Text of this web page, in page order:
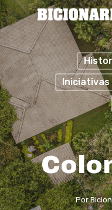
Skip
to
main
content
Iniciativas
Por